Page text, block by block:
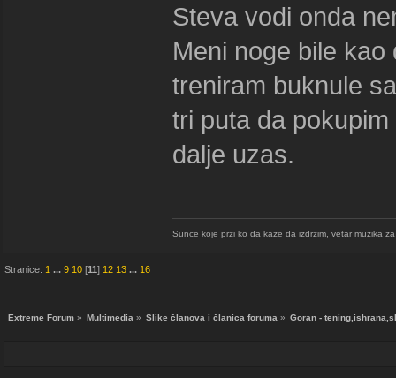
Steva vodi onda
Meni noge bile
treniram buknule
tri puta da
dalje uzas.
Sunce koje przi ko da kaze da izdrzim, vetar muzika
Stranice: 1 ...9 10 [11] 12 13 ... 16
Extreme Forum » Multimedia » Slike članova i članica foruma » Goran -